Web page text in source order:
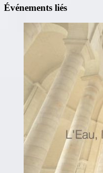
Événements liés